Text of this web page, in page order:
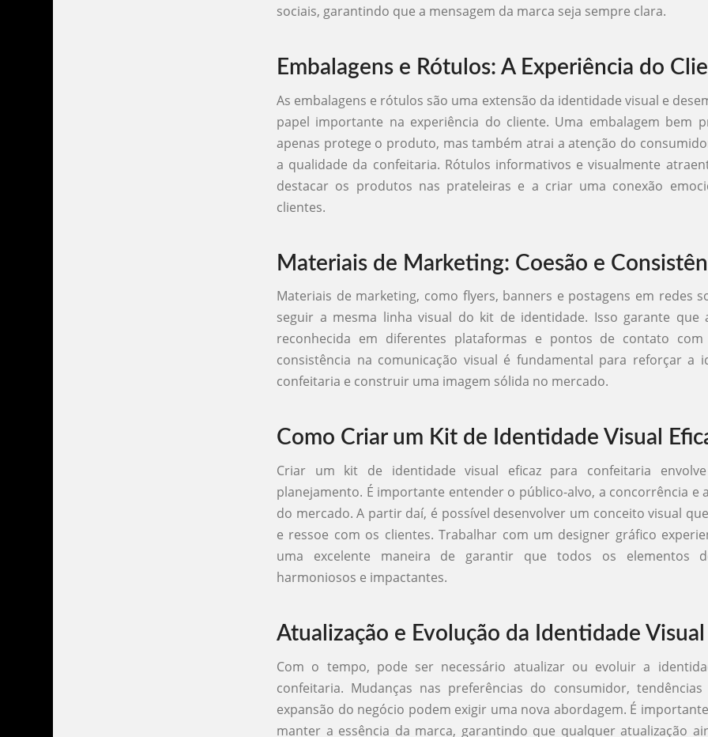
sociais, garantindo que a mensagem da marca seja sempre clara.
Embalagens e Rótulos: A Experiência do
As embalagens e rótulos são uma extensão da identidade visual e
papel importante na experiência do cliente. Uma embalagem bem
apenas protege o produto, mas também atrai a atenção do
a qualidade da confeitaria. Rótulos informativos e visualmente
destacar os produtos nas prateleiras e a criar uma conexão
clientes.
Materiais de Marketing: Coesão e
Materiais de marketing, como flyers, banners e postagens em redes
seguir a mesma linha visual do kit de identidade. Isso garante que
reconhecida em diferentes plataformas e pontos de contato
consistência na comunicação visual é fundamental para reforçar a
confeitaria e construir uma imagem sólida no mercado.
Como Criar um Kit de Identidade Visual
Criar um kit de identidade visual eficaz para confeitaria
planejamento. É importante entender o público-alvo, a concorrência e
do mercado. A partir daí, é possível desenvolver um conceito visual
e ressoe com os clientes. Trabalhar com um designer gráfico
uma excelente maneira de garantir que todos os elementos
harmoniosos e impactantes.
Atualização e Evolução da Identidade Visual
Com o tempo, pode ser necessário atualizar ou evoluir a
confeitaria. Mudanças nas preferências do consumidor,
expansão do negócio podem exigir uma nova abordagem. É
manter a essência da marca, garantindo que qualquer atualização